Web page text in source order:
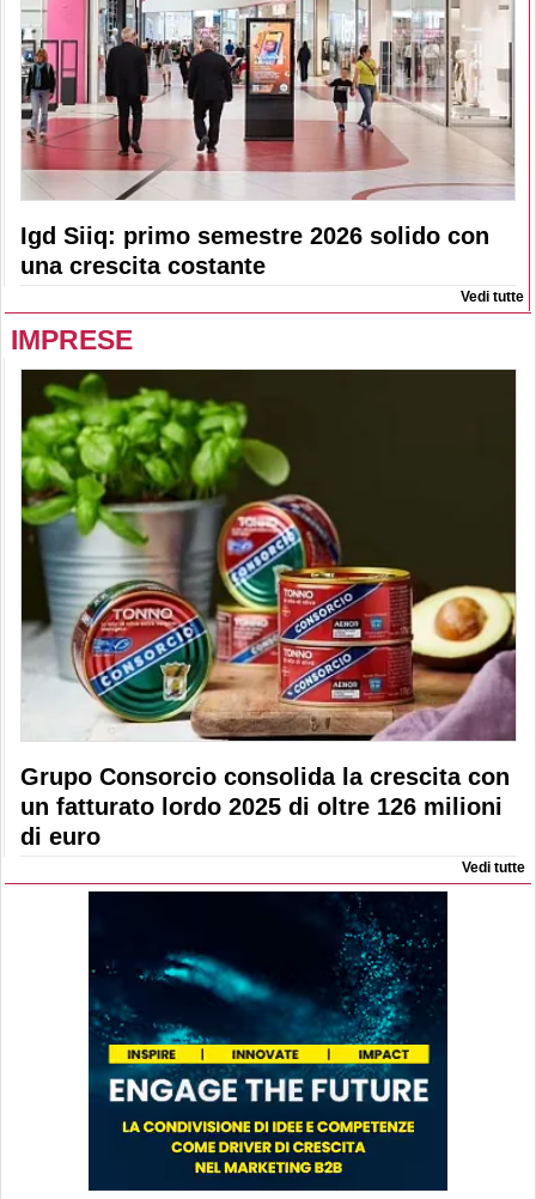
Igd Siiq: primo semestre 2026 solido con
una crescita costante
Vedi tutte
IMPRESE
Grupo Consorcio consolida la crescita con
un fatturato lordo 2025 di oltre 126 milioni
di euro
Vedi tutte